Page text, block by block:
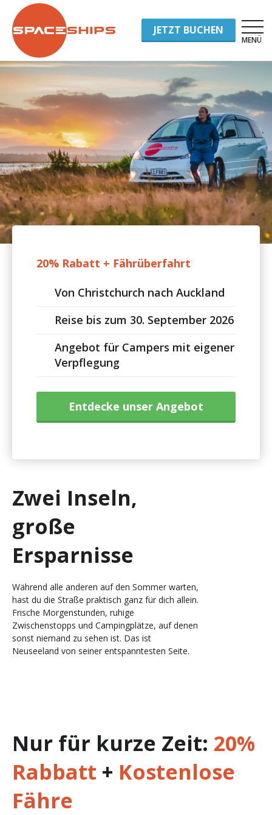
MENÜ
JETZT BUCHEN
Zwei Inseln,
große
Ersparnisse
Während alle anderen auf den Sommer warten,
hast du die Straße praktisch ganz für dich allein.
Frische Morgenstunden, ruhige
Zwischenstopps und Campingplätze, auf denen
sonst niemand zu sehen ist. Das ist
Neuseeland von seiner entspanntesten Seite.
20% Rabatt + Fährüberfahrt
Von Christchurch nach Auckland
Reise bis zum 30. September 2026
Angebot für Campers mit eigener
Verpflegung
Entdecke unser Angebot
Nur für kurze Zeit: 20%
Rabbatt + Kostenlose
Fähre